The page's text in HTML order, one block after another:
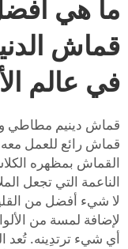
ما هي
قماش
في عالم
قماش دينيم مطاطي
قماش رائع للعمل معه
القماش بمظهره
الناعمة التي تجعل
لا شيء أفضل من
لإضافة لمسة من
أي شيء ترتدِينه. تُعد